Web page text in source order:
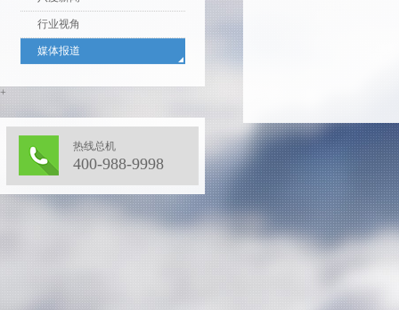
行业视角
媒体报道
+
热线总机
400-988-9998